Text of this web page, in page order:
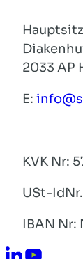
2033 AP
E:
KVK Nr:
USt-
IBAN Nr: